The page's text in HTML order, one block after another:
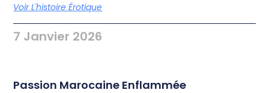
Voir L'histoire Érotique
7 Janvier 2026
Passion Marocaine Enflammée